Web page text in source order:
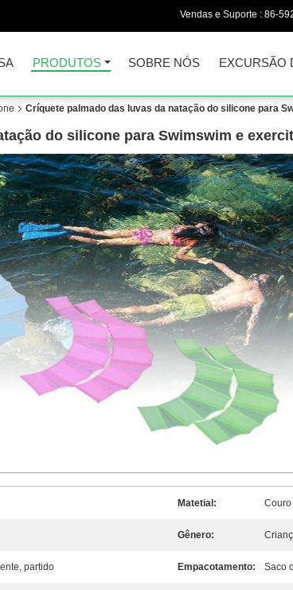
Vendas e Suporte : 86-
PRODUTOS SOBRE NÓS EXCURSÃO
Críquete palmado das luvas da natação do silicone para
do silicone para Swimswim e
Matetial: Couro
Gênero:
partido Empacotamento: Saco